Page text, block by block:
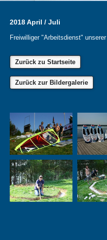
2018 April / Juli
Freiwilliger "Arbeitsdienst"
Zurück zu Startseite
Zurück zur Bildergalerie